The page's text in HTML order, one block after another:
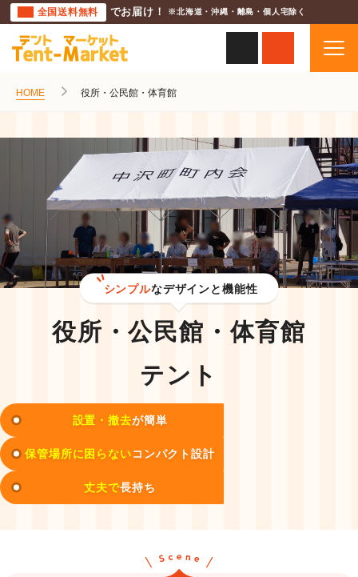
全国送料無料 でお届け！ ※北海道・沖縄・離島・個人宅除く
HOME 役所・公民館・体育館
シンプルなデザインと機能性
役所・公民館・体育館
テント
設置・撤去が簡単
保管場所に困らないコンパクト設計
丈夫で長持ち